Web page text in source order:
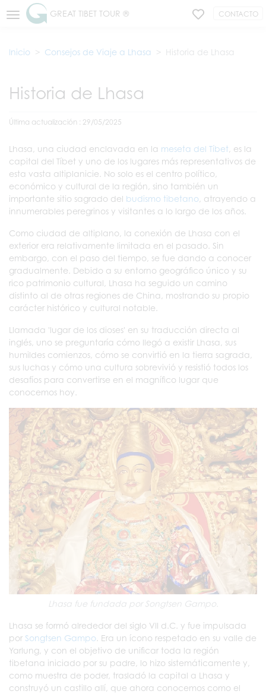
GREAT TIBET TOUR ® CONTACTO
Inicio Consejos de Viaje a Lhasa Historia de Lhasa
Historia de Lhasa
Última actualización : 29/05/2025
Lhasa, una ciudad enclavada en la meseta del Tíbet, es la
capital del Tíbet y uno de los lugares más representativos de
esta vasta altiplanicie. No solo es el centro político,
económico y cultural de la región, sino también un
importante sitio sagrado del budismo tibetano, atrayendo a
innumerables peregrinos y visitantes a lo largo de los años.
Como ciudad de altiplano, la conexión de Lhasa con el
exterior era relativamente limitada en el pasado. Sin
embargo, con el paso del tiempo, se fue dando a conocer
gradualmente. Debido a su entorno geográfico único y su
rico patrimonio cultural, Lhasa ha seguido un camino
distinto al de otras regiones de China, mostrando su propio
carácter histórico y cultural notable.
Llamada 'lugar de los dioses' en su traducción directa al
inglés, uno se preguntaría cómo llegó a existir Lhasa, sus
humildes comienzos, cómo se convirtió en la tierra sagrada,
sus luchas y cómo una cultura sobrevivió y resistió todos los
desafíos para convertirse en el magnífico lugar que
conocemos hoy.
Lhasa fue fundada por Songtsen Gampo.
Lhasa se formó alrededor del siglo VII d.C. y fue impulsada
por Songtsen Gampo . Era un ícono respetado en su valle de
Yarlung, y con el objetivo de unificar toda la región
tibetana iniciado por su padre, lo hizo sistemáticamente y,
como muestra de poder, trasladó la capital a Lhasa y
construyó un castillo allí, que ahora conocemos como el